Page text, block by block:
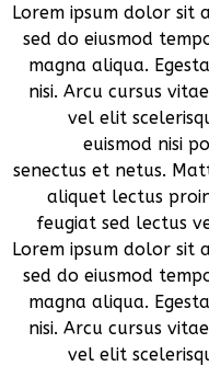
Lorem ipsum dolor sit
sed do eiusmod
magna aliqua.
nisi. Arcu cursus
vel elit
euismod nisi
senectus et netus.
aliquet lectus
feugiat sed lectus
Lorem ipsum dolor sit
sed do eiusmod
magna aliqua.
nisi. Arcu cursus
vel elit